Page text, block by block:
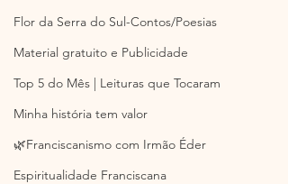
Flor da Serra do Sul-Contos/Poesias
Material gratuito e Publicidade
Top 5 do Mês | Leituras que Tocaram
Minha história tem valor
🌿Franciscanismo com Irmão Éder
Espiritualidade Franciscana